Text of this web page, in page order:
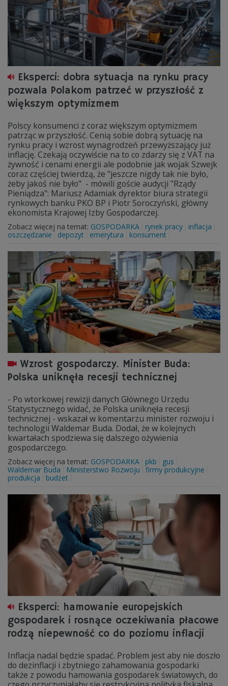
Eksperci: dobra sytuacja na rynku pracy
pozwala Polakom patrzeć w przyszłość z
większym optymizmem
Polscy konsumenci z coraz większym optymizmem
patrząc w przyszłość. Cenią sobie dobrą sytuację na
rynku pracy i wzrost wynagrodzeń przewyższający już
inflację. Czekają oczywiście na to co zdarzy się z VAT na
żywność i cenami energii ale podobnie jak wojak Szwejk
coraz częściej twierdzą, że "jeszcze nigdy tak nie było,
żeby jakoś nie było" - mówili goście audycji "Rządy
Pieniądza": Mariusz Adamiak dyrektor biura strategii
rynkowych banku PKO BP i Piotr Soroczyński, główny
ekonomista Krajowej Izby Gospodarczej.
Zobacz więcej na temat: GOSPODARKA rynek pracy
inflacja
oszczędzanie
depozyt emerytura konsument
Wzrost gospodarczy. Minister Buda:
Polska uniknęła recesji technicznej
- Po wtorkowej rewizji danych Głównego Urzędu
Statystycznego widać, że Polska uniknęła recesji
technicznej - wskazał w komentarzu minister rozwoju i
technologii Waldemar Buda. Dodał, że w kolejnych
kwartałach spodziewa się dalszego ożywienia
gospodarczego.
Zobacz więcej na temat: GOSPODARKA pkb
gus
Waldemar Buda
Ministerstwo Rozwoju
firmy produkcyjne
produkcja
budżet
Eksperci: hamowanie europejskich
gospodarek i rosnące oczekiwania płacowe
rodzą niepewność co do poziomu inflacji
Inflacja nadal będzie spadać. Problem jest aby nie doszło
do dezinflacji i zbytniego zahamowania gospodarki
także z powodu hamowania gospodarek światowych, do